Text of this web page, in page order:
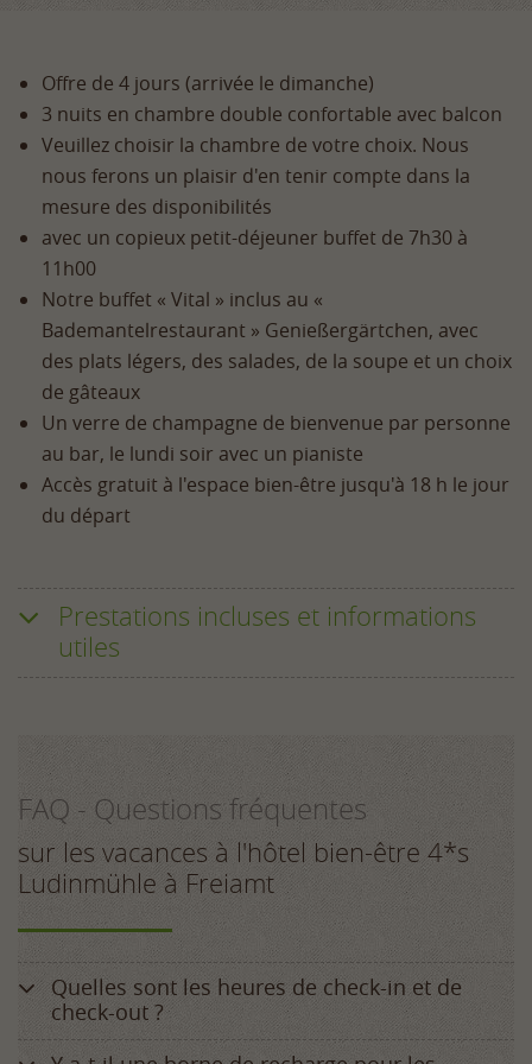
Offre de 4 jours (arrivée le dimanche)
3 nuits en chambre double confortable avec balcon
Veuillez choisir la chambre de votre choix. Nous
nous ferons un plaisir d'en tenir compte dans la
mesure des disponibilités
avec un copieux petit-déjeuner buffet de 7h30 à
11h00
Notre buffet « Vital » inclus au «
Bademantelrestaurant » Genießergärtchen, avec
des plats légers, des salades, de la soupe et un choix
de gâteaux
Un verre de champagne de bienvenue par personne
au bar, le lundi soir avec un pianiste
Accès gratuit à l'espace bien-être jusqu'à 18 h le jour
du départ
Prestations incluses et informations
utiles
Gastronomie:
Les tarifs ci-dessus comprennent notre
généreux petit-déjeuner buffet, le goûter buffet
(Vitalbuffet) et, si vous choisissez la pension
privilège (en option), vous avez droit à un dîner
composé de six plats à choisir.
Bien-être et détente :
Utilisation du centre de bien-être de 2000 m²
(piscines d’intérieur et d’extérieur chauffées
toute l’année) avec son espace sauna familial,
FAQ - Questions fréquentes
sur les vacances à l'hôtel bien-être 4*s
Ludinmühle à Freiamt​​​
Quelles sont les heures de check-in et de
check-out ?